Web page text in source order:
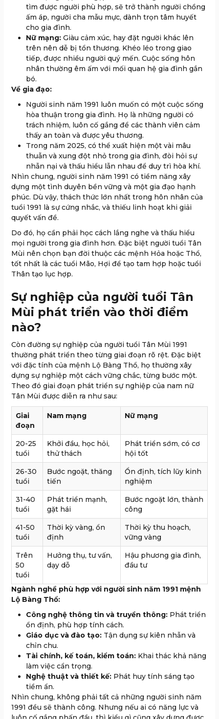
tìm được người phù hợp, sẽ trở thành người chồng
ấm áp, người cha mẫu mực, dành trọn tâm huyết
cho gia đình.
Nữ mạng: Giàu cảm xúc, hay đặt người khác lên
trên nên dễ bị tổn thương. Khéo léo trong giao
tiếp, được nhiều người quý mến. Cuộc sống hôn
nhân thường êm ấm với mối quan hệ gia đình gắn
bó.
Về gia đạo:
Người sinh năm 1991 luôn muốn có một cuộc sống
hòa thuận trong gia đình. Họ là những người có
trách nhiệm, luôn cố gắng để các thành viên cảm
thấy an toàn và được yêu thương.
Trong năm 2025, có thể xuất hiện một vài mâu
thuẫn và xung đột nhỏ trong gia đình, đòi hỏi sự
nhẫn nại và thấu hiểu lẫn nhau để duy trì hòa khí.
Nhìn chung, người sinh năm 1991 có tiềm năng xây
dựng một tình duyên bền vững và một gia đạo hạnh
phúc. Dù vậy, thách thức lớn nhất trong hôn nhân của
tuổi 1991 là sự cứng nhắc, và thiếu linh hoạt khi giải
quyết vấn đề.
Do đó, họ cần phải học cách lắng nghe và thấu hiểu
mọi người trong gia đình hơn. Đặc biệt người tuổi Tân
Mùi nên chọn bạn đời thuộc các mệnh Hỏa hoặc Thổ,
tốt nhất là các tuổi Mão, Hợi để tạo tam hợp hoặc tuổi
Thân tạo lục hợp.
Sự nghiệp của người tuổi Tân
Mùi phát triển vào thời điểm
nào?
Còn đường sự nghiệp của người tuổi Tân Mùi 1991
thường phát triển theo từng giai đoạn rõ rệt. Đặc biệt
với đặc tính của mệnh Lộ Bàng Thổ, họ thường xây
dựng sự nghiệp một cách vững chắc, từng bước một.
Theo đó giai đoạn phát triển sự nghiệp của nam nữ
Tân Mùi được diễn ra như sau:
Giai
đoạn
Nam mạng Nữ mạng
20-25
tuổi
Khởi đầu, học hỏi,
thử thách
Phát triển sớm, có cơ
hội tốt
26-30
tuổi
Bước ngoặt, thăng
tiến
Ổn định, tích lũy kinh
nghiệm
31-40
tuổi
Phát triển mạnh,
gặt hái
Bước ngoặt lớn, thành
công
41-50
tuổi
Thời kỳ vàng, ổn
định
Thời kỳ thu hoạch,
vững vàng
Trên
50
tuổi
Hưởng thụ, tư vấn,
dạy dỗ
Hậu phương gia đình,
đầu tư
Ngành nghề phù hợp với người sinh năm 1991 mệnh
Lộ Bàng Thổ:
Công nghệ thông tin và truyền thông: Phát triển
ổn định, phù hợp tính cách.
Giáo dục và đào tạo: Tận dụng sự kiên nhẫn và
chỉn chu.
Tài chính, kế toán, kiểm toán: Khai thác khả năng
làm việc cẩn trọng.
Nghệ thuật và thiết kế: Phát huy tính sáng tạo
tiềm ẩn.
Nhìn chung, không phải tất cả những người sinh năm
1991 đều sẽ thành công. Nhưng nếu ai có năng lực và